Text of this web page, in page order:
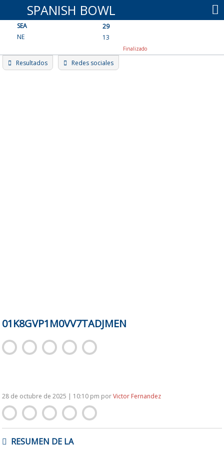
content
SPANISH BOWL
SEA
29
NE
13
Finalizado
Resultados Redes sociales
01K8GVP1M0VV7TADJMEN
28 de octubre de 2025 | 10:10 pm porVictor Fernandez
DERESUMEN DE LA